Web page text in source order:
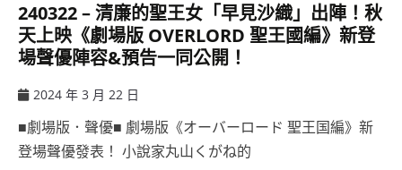
240322 – 清廉的聖王女「早見沙織」出陣！秋
天上映《劇場版 OVERLORD 聖王國編》新登
場聲優陣容&預告一同公開！
2024 年 3 月 22 日
■劇場版．聲優■ 劇場版《オーバーロード 聖王国編》新
登場聲優發表！ 小說家丸山くがね的